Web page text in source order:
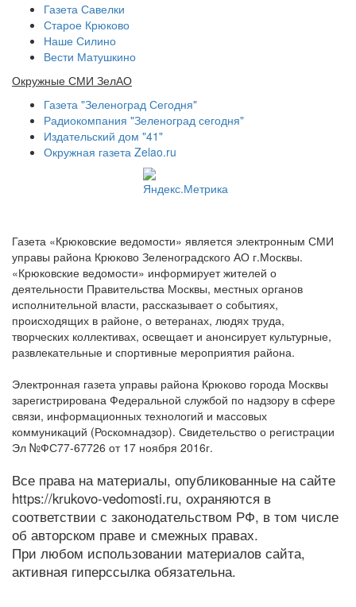
Газета Савелки
Старое Крюково
Наше Силино
Вести Матушкино
Окружные СМИ ЗелАО
Газета "Зеленоград Сегодня"
Радиокомпания "Зеленоград сегодня"
Издательский дом "41"
Окружная газета Zelao.ru
Газета «Крюковские ведомости» является электронным СМИ
управы района Крюково Зеленоградского АО г.Москвы.
«Крюковские ведомости» информирует жителей о
деятельности Правительства Москвы, местных органов
исполнительной власти, рассказывает о событиях,
происходящих в районе, о ветеранах, людях труда,
творческих коллективах, освещает и анонсирует культурные,
развлекательные и спортивные мероприятия района.
Электронная газета управы района Крюково города Москвы
зарегистрирована Федеральной службой по надзору в сфере
связи, информационных технологий и массовых
коммуникаций (Роскомнадзор). Свидетельство о регистрации
Эл №ФС77-67726 от 17 ноября 2016г.
Все права на материалы, опубликованные на сайте
https://krukovo-vedomosti.ru, охраняются в
соответствии с законодательством РФ, в том числе
об авторском праве и смежных правах.
При любом использовании материалов сайта,
активная гиперссылка обязательна.